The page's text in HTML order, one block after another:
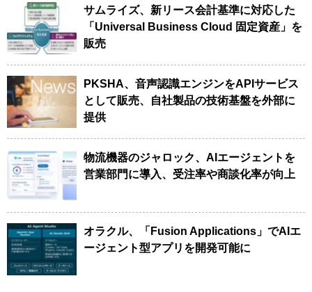
サムライズ、新リース会計基準に対応した
「Universal Business Cloud 固定資産」を
販売
PKSHA、音声認識エンジンをAPIサービス
として販売、自社製品の技術基盤を外部に
提供
物流機器のジャロック、AIエージェントを
営業部門に導入、受注率や商談化率が向上
オラクル、「Fusion Applications」でAIエ
ージェント型アプリを開発可能に